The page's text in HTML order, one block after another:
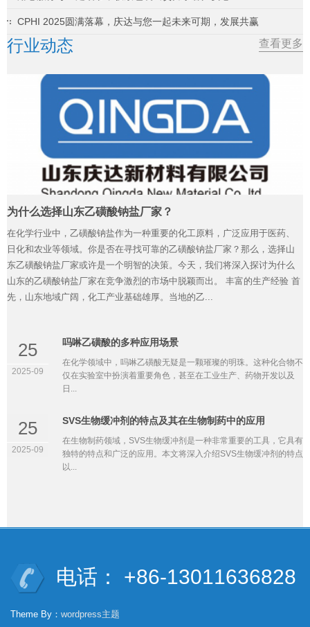
CPHI 2025圆满落幕，庆达与您一起未来可期，发展共赢
行业动态 查看更多
为什么选择山东乙磺酸钠盐厂家？
在化学行业中，乙磺酸钠盐作为一种重要的化工原料，广泛应用于医药、
日化和农业等领域。你是否在寻找可靠的乙磺酸钠盐厂家？那么，选择山
东乙磺酸钠盐厂家或许是一个明智的决策。今天，我们将深入探讨为什么
山东的乙磺酸钠盐厂家在竞争激烈的市场中脱颖而出。 丰富的生产经验 首
先，山东地域广阔，化工产业基础雄厚。当地的乙...
25
2025-09
吗啉乙磺酸的多种应用场景
在化学领域中，吗啉乙磺酸无疑是一颗璀璨的明珠。这种化合物不
仅在实验室中扮演着重要角色，甚至在工业生产、药物开发以及
日...
25
2025-09
SVS生物缓冲剂的特点及其在生物制药中的应用
在生物制药领域，SVS生物缓冲剂是一种非常重要的工具，它具有
独特的特点和广泛的应用。本文将深入介绍SVS生物缓冲剂的特点
以...
电话： +86-13011636828
Theme By： wordpress主题